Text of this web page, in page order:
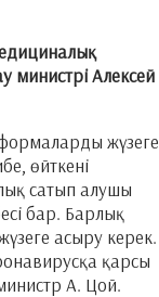
министрі Алексей
жүзеге
өйткені
сатып алушы
бар. Барлық
асыру керек.
қарсы
А. Цой.